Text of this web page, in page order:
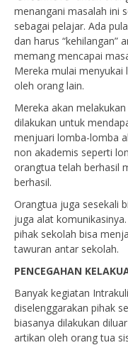
menangani masalah ini
sebagai pelajar. Ada
dan harus “kehilangan”
memang mencapai
Mereka mulai menyukai
oleh orang lain.
Mereka akan
dilakukan untuk
menjuari lomba-lomba
non akademis seperti
orangtua telah berhasil
berhasil.
Orangtua juga sesekali
juga alat
pihak sekolah bisa
tawuran antar sekolah.
PENCEGAHAN
Banyak kegiatan
diselenggarakan pihak
biasanya dilakukan
artikan oleh orang tua